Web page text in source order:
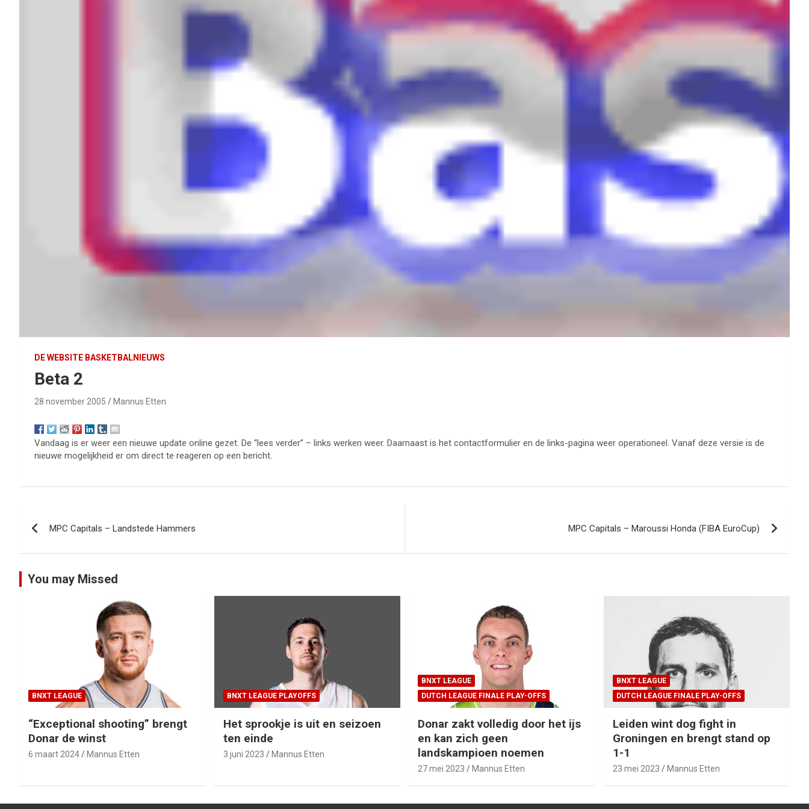
DE WEBSITE BASKETBALNIEUWS
Beta 2
28 november 2005 Mannus Etten
Vandaag is er weer een nieuwe update online gezet. De “lees verder” – links werken weer. Daarnaast is het contactformulier en de links-pagina weer operationeel. Vanaf deze versie is de
nieuwe mogelijkheid er om direct te reageren op een bericht.
navigatie
MPC Capitals – Landstede Hammers MPC Capitals – Maroussi Honda (FIBA EuroCup)
You may Missed
BNXT LEAGUE
“Exceptional shooting” brengt
Donar de winst
6 maart 2024 Mannus Etten
BNXT LEAGUE PLAYOFFS
Het sprookje is uit en seizoen
ten einde
3 juni 2023 Mannus Etten
BNXT LEAGUE
DUTCH LEAGUE FINALE PLAY-OFFS
Donar zakt volledig door het ijs
en kan zich geen
landskampioen noemen
27 mei 2023 Mannus Etten
BNXT LEAGUE
DUTCH LEAGUE FINALE PLAY-OFFS
Leiden wint dog fight in
Groningen en brengt stand op
1-1
23 mei 2023 Mannus Etten